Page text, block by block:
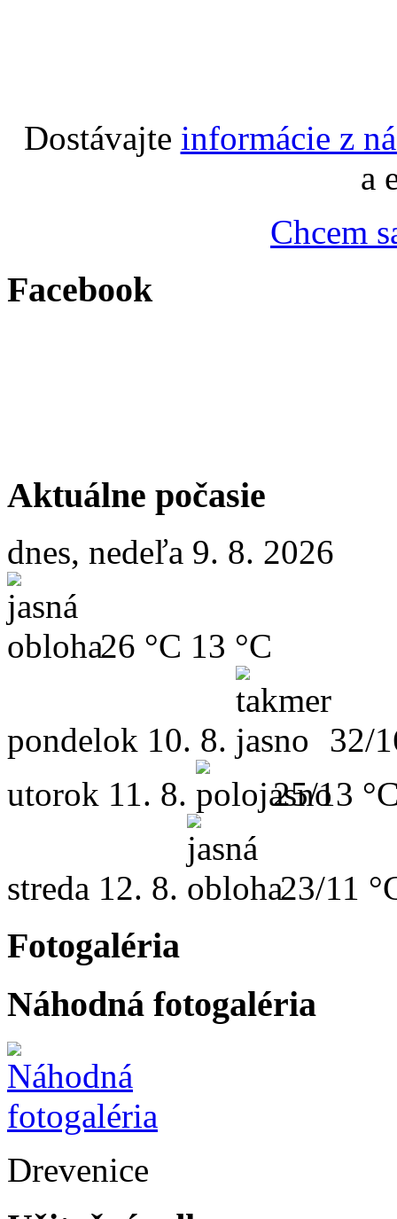
Dostávajte informácie z
a
Chcem
Facebook
Aktuálne počasie
dnes, nedeľa 9. 8. 2026
26 °C 13 °C
pondelok 10. 8.
32/
utorok 11. 8. 25/13
streda 12. 8. 23/11
Fotogaléria
Náhodná fotogaléria
Drevenice